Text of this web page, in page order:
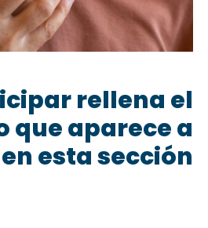
rellena el
que aparece a
esta sección